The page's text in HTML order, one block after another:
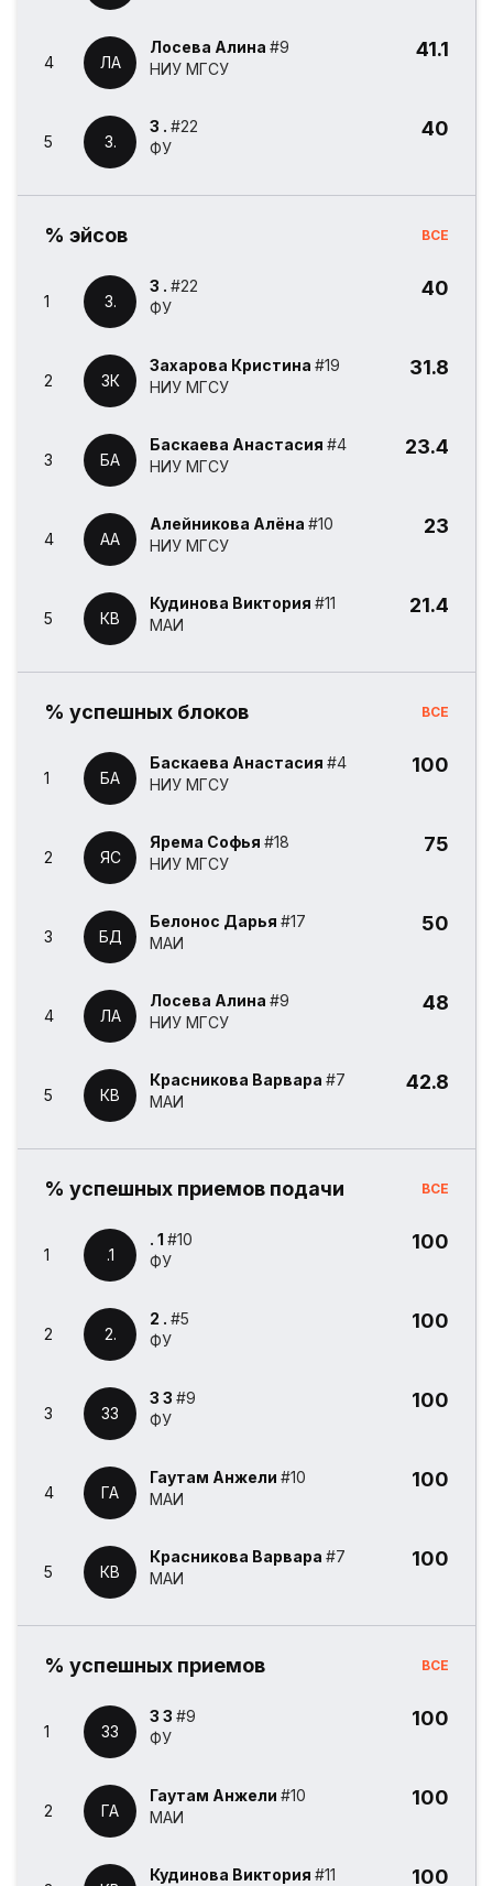
4 ЛА
Лосева Алина #9
НИУ МГСУ
41.1
5 3.
3 . #22
ФУ
40
% эйсов ВСЕ
1 3.
3 . #22
ФУ
40
2 ЗК
Захарова Кристина #19
НИУ МГСУ
31.8
3 БА
Баскаева Анастасия #4
НИУ МГСУ
23.4
4 АА
Алейникова Алёна #10
НИУ МГСУ
23
5 КВ
Кудинова Виктория #11
МАИ
21.4
% успешных блоков ВСЕ
1 БА
Баскаева Анастасия #4
НИУ МГСУ
100
2 ЯС
Ярема Софья #18
НИУ МГСУ
75
3 БД
Белонос Дарья #17
МАИ
50
4 ЛА
Лосева Алина #9
НИУ МГСУ
48
5 КВ
Красникова Варвара #7
МАИ
42.8
% успешных приемов подачи ВСЕ
1 .1
. 1 #10
ФУ
100
2 2.
2 . #5
ФУ
100
3 33
3 3 #9
ФУ
100
4 ГА
Гаутам Анжели #10
МАИ
100
5 КВ
Красникова Варвара #7
МАИ
100
% успешных приемов ВСЕ
1 33
3 3 #9
ФУ
100
2 ГА
Гаутам Анжели #10
МАИ
100
Кудинова Виктория #11 100